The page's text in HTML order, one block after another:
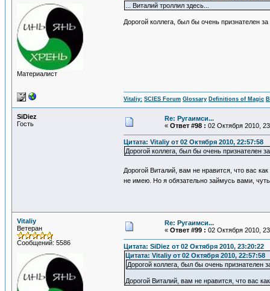
Материалист
... Виталий троллил здесь...
Дорогой коллега, был бы очень признателен
Vitaliy: SCIES Forum Glossary Definitions of Magic
SiDiеz
Гость
Re: Ругаимси...
« Ответ #98 : 02 Октября 2010,
Цитата: Vitaliy от 02 Октября 2010, 22:57:58
Дорогой коллега, был бы очень признателен
Дорогой Виталий, вам не нравится, что вас
не имею. Но я обязательно займусь вами,
Vitaliy
Ветеран
Сообщений: 5586
Re: Ругаимси...
« Ответ #99 : 02 Октября 2010,
Цитата: SiDiеz от 02 Октября 2010, 23:20:22
Цитата: Vitaliy от 02 Октября 2010, 22:57:58
Дорогой коллега, был бы очень признателен
Дорогой Виталий, вам не нравится, что вас